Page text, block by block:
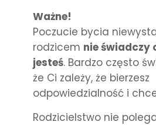
Ważne!
Poczucie bycia
rodzicem nie świadczy
jesteś. Bardzo często
że Ci zależy, że bierzesz
odpowiedzialność i
Rodzicielstwo nie